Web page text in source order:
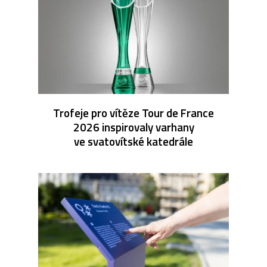
Trofeje pro vítěze Tour de France
2026 inspirovaly varhany
ve svatovítské katedrále